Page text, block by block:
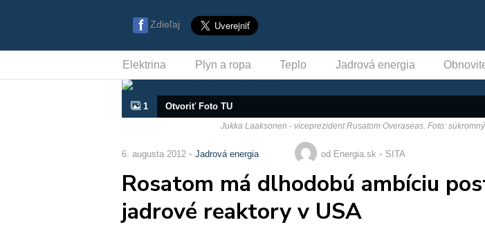
Zdieľaj
Elektrina Plyn a ropa Teplo Jadrová energia
1 Otvoriť Foto TU
Jukka Laaksonen - viceprezident Rusatom Overaseas. Foto:
6. augusta 2012 Jadrová energia od Energia.sk SITA
Rosatom má dlhodobú ambíciu
jadrové reaktory v USA